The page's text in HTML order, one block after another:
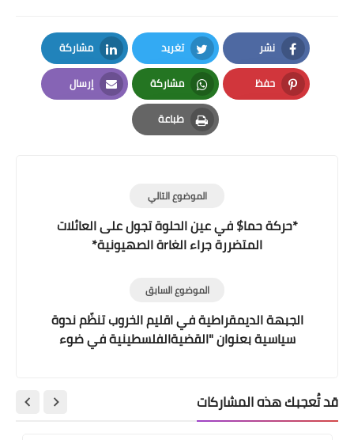
نشر
Facebook
تغريد
Twitter
مشاركة
LinkedIn
حفظ
Pinterest
مشاركة
Whatsapp
إرسال
Email
طباعة
Print
الموضوع التالي
*حركة حما$ في عين الحلوة تجول على العائلات
المتضررة جراء الغاrة الصهيونية*
الموضوع السابق
الجبهة الديمقراطية في اقليم الخروب تنظّم ندوة
سياسية بعنوان "القضيةالفلسطينية في ضوء
الواقع السياسي الراهن ورهانات المرحلة القادمة"
قد تُعجبك هذه المشاركات